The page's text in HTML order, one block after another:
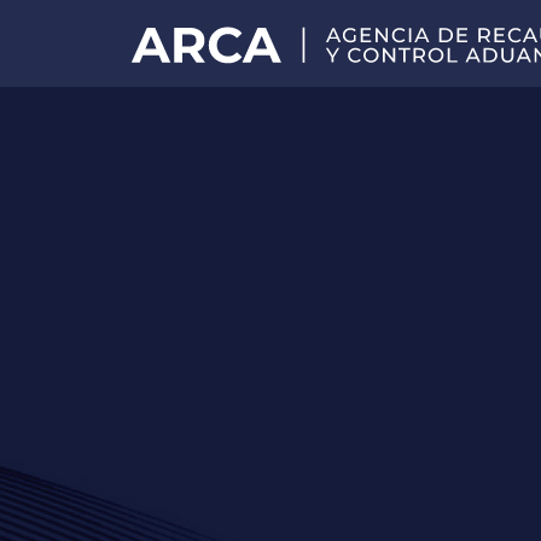
Portal
principal